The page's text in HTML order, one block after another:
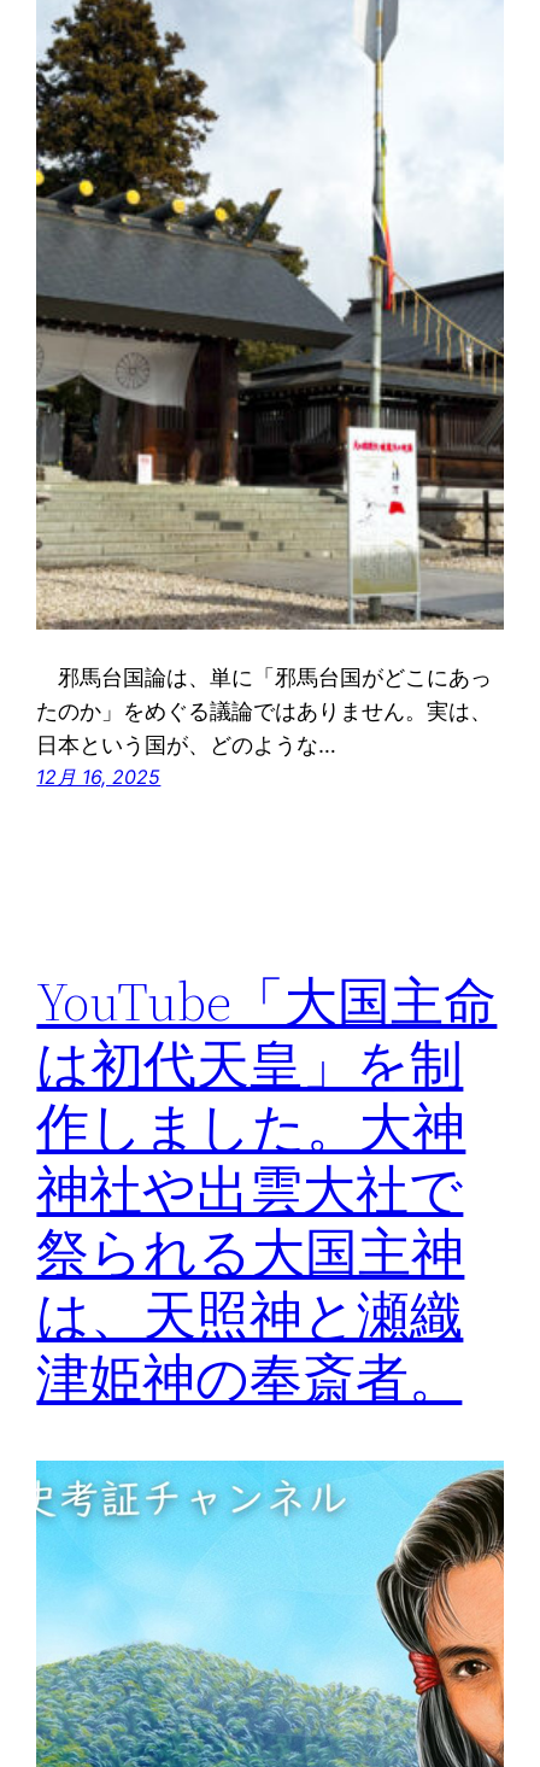
邪馬台国論は、単に「邪馬台国がどこにあっ
たのか」をめぐる議論ではありません。実は、
日本という国が、どのような…
12月 16, 2025
YouTube「大国主命
は初代天皇」を制
作しました。大神
神社や出雲大社で
祭られる大国主神
は、天照神と瀬織
津姫神の奉斎者。